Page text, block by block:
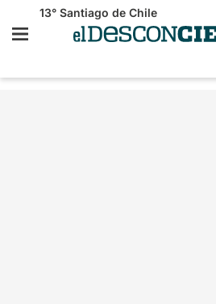
13° Santiago de Chile